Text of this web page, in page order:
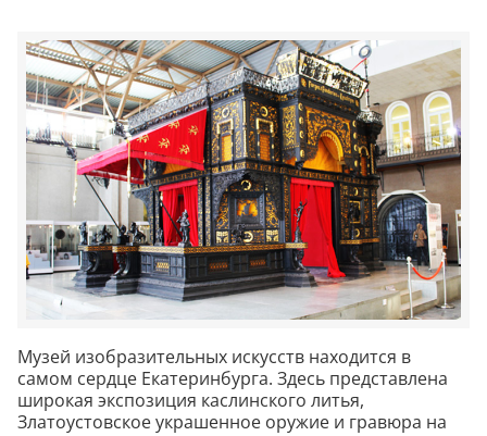
Музей изобразительных искусств находится в
самом сердце Екатеринбурга. Здесь представлена
широкая экспозиция каслинского литья,
Златоустовское украшенное оружие и гравюра на